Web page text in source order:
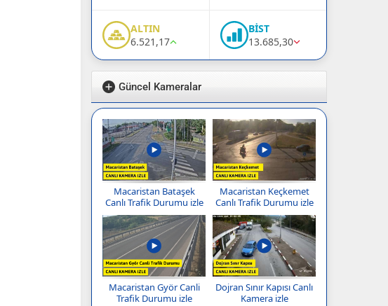
ALTIN
6.521,17
BİST
13.685,30
Güncel Kameralar
Macaristan Bataşek
Canlı Trafik Durumu izle
Macaristan Keçkemet
Canlı Trafik Durumu izle
Macaristan Györ Canli
Trafik Durumu izle
Dojran Sınır Kapısı Canlı
Kamera izle